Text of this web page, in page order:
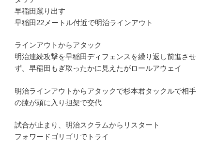
早稲田蹴り出す
早稲田22メートル付近で明治ラインアウト
ラインアウトからアタック
明治連続攻撃を早稲田ディフェンスを繰り返し前進させ
ず。早稲田もぎ取ったかに見えたがロールアウェイ
明治ラインアウトからアタックで杉本君タックルで相手
の膝が頭に入り担架で交代
試合が止まり、明治スクラムからリスタート
フォワードゴリゴリでトライ